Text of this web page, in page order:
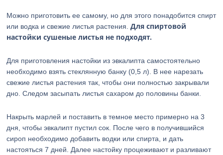
Можно приготовить ее самому, но для этого понадобится спирт
или водка и свежие листья растения.Для спиртовой
настойки сушеные листья не подходят.
Для приготовления настойки из эвкалипта самостоятельно
необходимо взять стеклянную банку (0,5 л). В нее нарезать
свежие листья растения так, чтобы они полностью закрывали
дно. Следом засыпать листья сахаром до половины банки.
Накрыть марлей и поставить в темное место примерно на 3
дня, чтобы эвкалипт пустил сок. После чего в получившийся
сироп необходимо добавить водки или спирта, и дать
настояться 7 дней. Далее настойку процеживают и разливают